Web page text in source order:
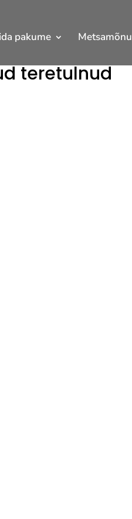
pakume Metsamõnu
teretulnud